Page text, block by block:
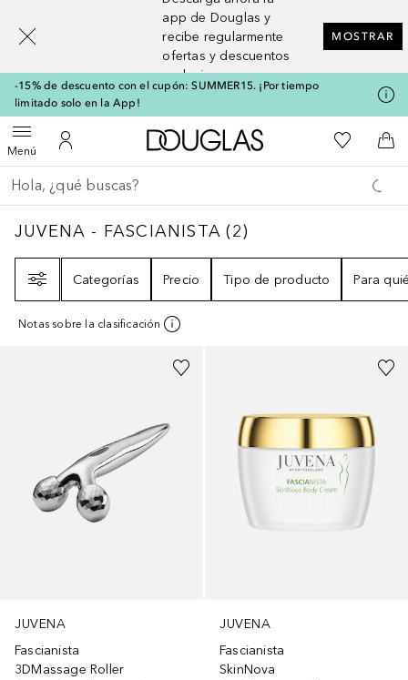
app de Douglas y
recibe regularmente
ofertas y descuentos
exclusivos
MOSTRAR
-15% de descuento con el cupón: SUMMER15. ¡Por tiempo
limitado solo en la App!
MenúAbrir menúMi cuenta
A Douglas HomeMi lista de
A
Regresar
Ejecutar búsqueda
JUVENA - FASCIANISTA2
JUVENA - FASCIANISTA (2)
Categorías
Precio Tipo de producto Para
Notas sobre la clasificación
JUVENA
Fascianista
3DMassage Roller
JUVENA
Fascianista
SkinNova
[navigation.slideout.screenreader]